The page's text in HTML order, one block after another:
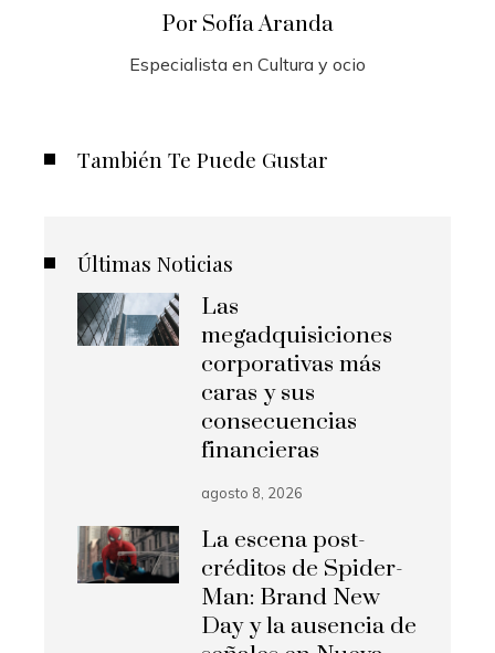
Por Sofía Aranda
Especialista en Cultura y ocio
También Te Puede Gustar
Últimas Noticias
Las
megadquisiciones
corporativas más
caras y sus
consecuencias
financieras
agosto 8, 2026
La escena post-
créditos de Spider-
Man: Brand New
Day y la ausencia de